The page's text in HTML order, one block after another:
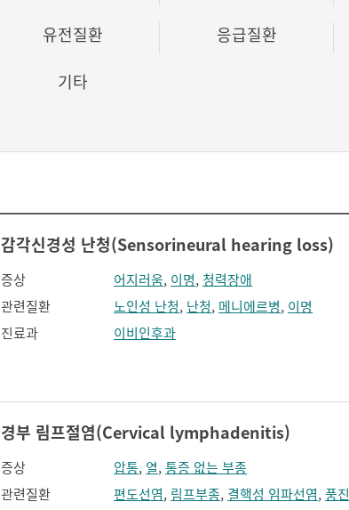
유전질환 응급질환
기타
감각신경성 난청(Sensorineural hearing loss)
증상 어지러움, 이명, 청력장애
관련질환
노인성 난청, 난청, 메니에르병, 이명
진료과
이비인후과
경부 림프절염(Cervical lymphadenitis)
증상 압통, 열,통증 없는 부종
관련질환
편도선염, 림프부종, 결핵성 임파선염,풍진